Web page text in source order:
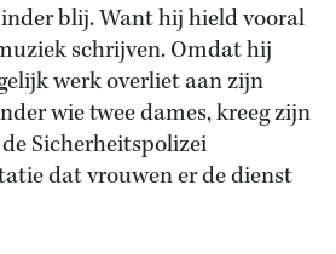
blij. Want hij hield vooral
schrijven. Omdat hij
werk overliet aan zijn
wie twee dames, kreeg zijn
Sicherheitspolizei
dat vrouwen er de dienst